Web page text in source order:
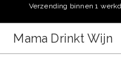
naar
inhoud
Verzending binnen 1
Mama Drinkt Wijn